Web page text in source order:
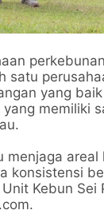
satu
yang
memiliki
menjaga
konsistensi
Kebun Sei